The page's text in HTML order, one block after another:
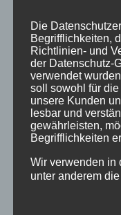
ganz einfach
Ihren Urlaub in
die
verschiedenen
einfach,
BUCHUNG!
Die
Begrifflichkeiten,
Richtlinien- und
der Datenschutz-
verwendet
soll sowohl für
unsere Kunden
lesbar und
gewährleisten,
Begrifflichkeiten
Wir verwenden in
unter anderem